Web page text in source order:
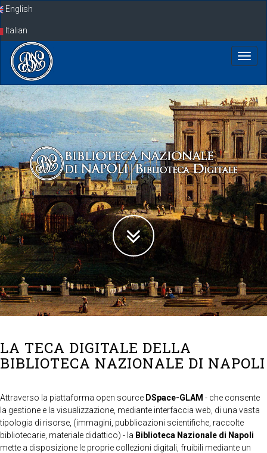
SkipEnglish
Italian
LA TECA DIGITALE DELLA
BIBLIOTECA NAZIONALE DI NAPOLI
Attraverso la piattaforma open source DSpace-GLAM - che consente
la gestione e la visualizzazione, mediante interfaccia web, di una vasta
tipologia di risorse, (immagini, pubblicazioni scientifiche, raccolte
bibliotecarie, materiale didattico) - la Biblioteca Nazionale di Napoli
mette a disposizione le proprie collezioni digitali, fruibili mediante un